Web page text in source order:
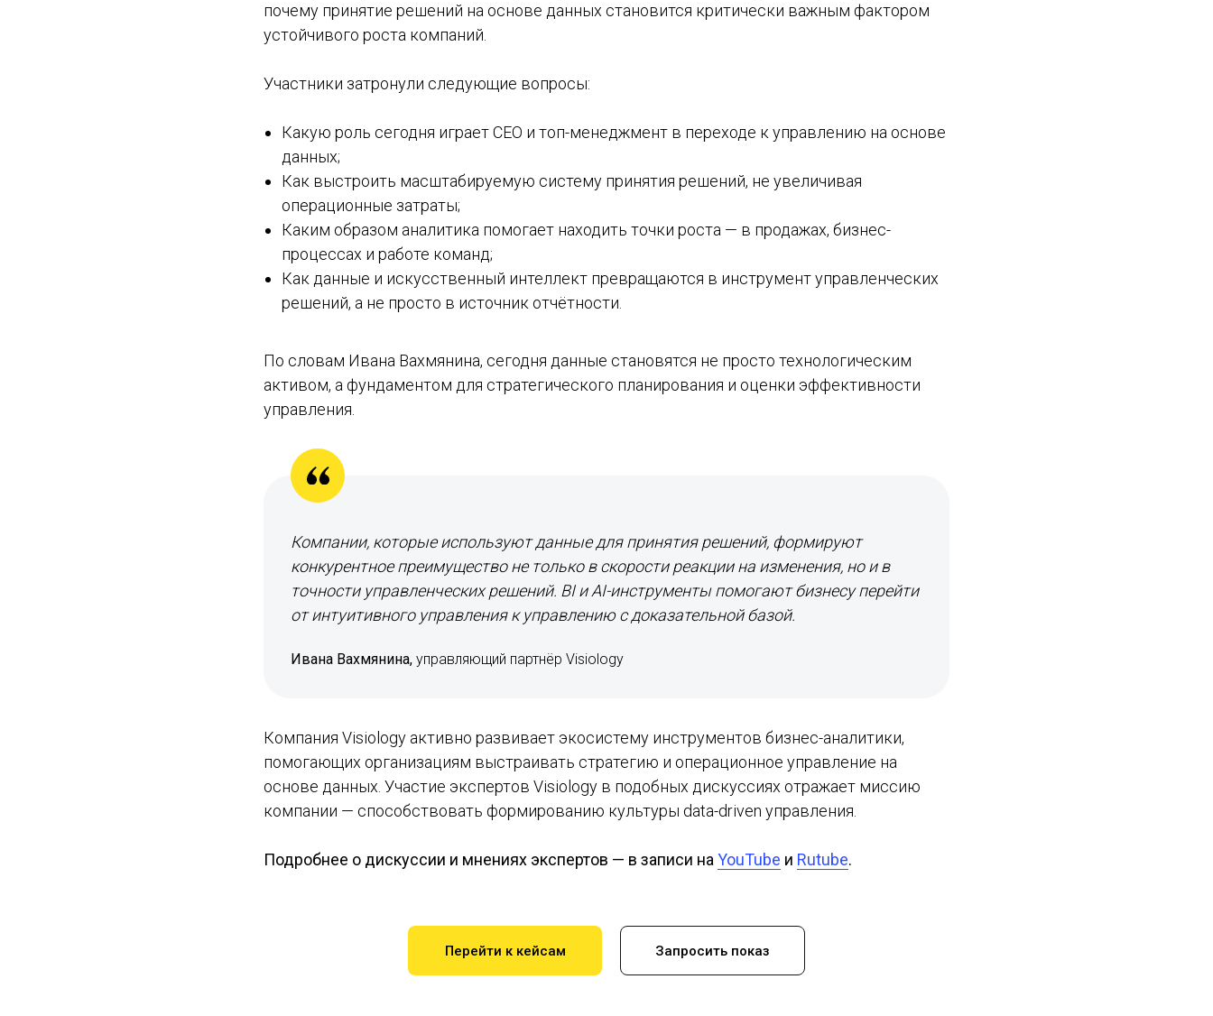
почему принятие решений на основе данных становится критически важным фактором
устойчивого роста компаний.
Участники затронули следующие вопросы:
Какую роль сегодня играет CEO и топ-менеджмент в переходе к управлению на основе
данных;
Как выстроить масштабируемую систему принятия решений, не увеличивая
операционные затраты;
Каким образом аналитика помогает находить точки роста — в продажах, бизнес-
процессах и работе команд;
Как данные и искусственный интеллект превращаются в инструмент управленческих
решений, а не просто в источник отчётности.
По словам Ивана Вахмянина, сегодня данные становятся не просто технологическим
активом, а фундаментом для стратегического планирования и оценки эффективности
управления.
Компании, которые используют данные для принятия решений, формируют
конкурентное преимущество не только в скорости реакции на изменения, но и в
точности управленческих решений. BI и AI-инструменты помогают бизнесу перейти
от интуитивного управления к управлению с доказательной базой.
Ивана Вахмянина, управляющий партнёр Visiology
Компания Visiology активно развивает экосистему инструментов бизнес-аналитики,
помогающих организациям выстраивать стратегию и операционное управление на
основе данных. Участие экспертов Visiology в подобных дискуссиях отражает миссию
компании — способствовать формированию культуры data-driven управления.
Подробнее о дискуссии и мнениях экспертов — в записи на YouTube и Rutube.
Перейти к кейсам Запросить показ